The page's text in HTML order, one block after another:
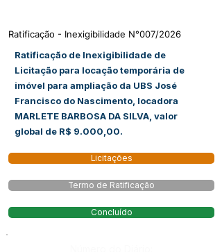
Ratificação - Inexigibilidade N°007/2026
Ratificação de Inexigibilidade de
Licitação para locação temporária de
imóvel para ampliação da UBS José
Francisco do Nascimento, locadora
MARLETE BARBOSA DA SILVA, valor
global de R$ 9.000,00.
Licitações
Termo de Ratificação
Concluído